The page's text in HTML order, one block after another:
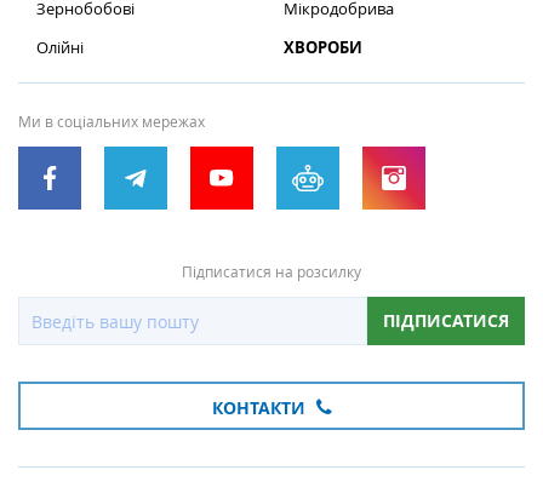
Зернобобові
Олійні
Мікродобрива
ХВОРОБИ
Ми в соціальних мережах
Підписатися на розсилку
ПІДПИСАТИСЯ
КОНТАКТИ